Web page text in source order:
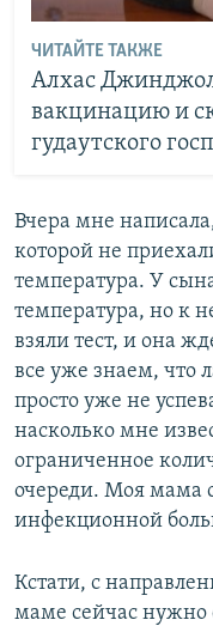
ЧИТАЙТЕ ТАКЖЕ
Алхас
вакцинацию и
гудаутского
Вчера мне
которой не
температура. У
температура, но к
взяли тест, и она
все уже знаем, что
просто уже не
насколько мне
ограниченное
очереди. Моя мама
инфекционной
Кстати, с
маме сейчас нужно